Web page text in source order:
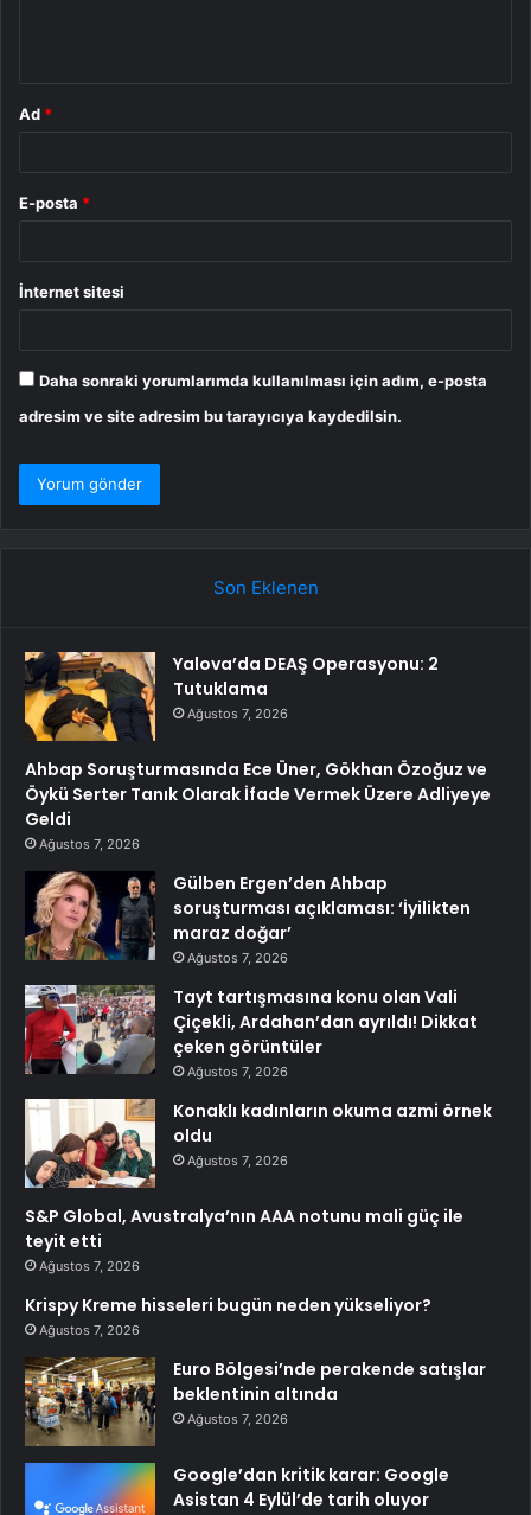
Ad *
E-posta *
İnternet sitesi
Daha sonraki yorumlarımda kullanılması için adım, e-posta
adresim ve site adresim bu tarayıcıya kaydedilsin.
Son Eklenen
Yalova’da DEAŞ Operasyonu: 2
Tutuklama
Ağustos 7, 2026
Ahbap Soruşturmasında Ece Üner, Gökhan Özoğuz ve
Öykü Serter Tanık Olarak İfade Vermek Üzere Adliyeye
Geldi
Ağustos 7, 2026
Gülben Ergen’den Ahbap
soruşturması açıklaması: ‘İyilikten
maraz doğar’
Ağustos 7, 2026
Tayt tartışmasına konu olan Vali
Çiçekli, Ardahan’dan ayrıldı! Dikkat
çeken görüntüler
Ağustos 7, 2026
Konaklı kadınların okuma azmi örnek
oldu
Ağustos 7, 2026
S&P Global, Avustralya’nın AAA notunu mali güç ile
teyit etti
Ağustos 7, 2026
Krispy Kreme hisseleri bugün neden yükseliyor?
Ağustos 7, 2026
Euro Bölgesi’nde perakende satışlar
beklentinin altında
Ağustos 7, 2026
Google’dan kritik karar: Google
Asistan 4 Eylül’de tarih oluyor